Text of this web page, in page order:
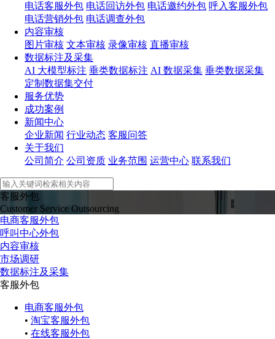
电话客服外包 电话回访外包 电话邀约外包 呼入客服外包
电话营销外包 电话调查外包
内容审核
图片审核 文本审核 录像审核 直播审核
数据标注及采集
AI 大模型标注 垂类数据标注 AI 数据采集 垂类数据采集
定制数据集交付
服务优势
成功案例
新闻中心
企业新闻 行业动态 客服问答
关于我们
公司简介 公司资质 业务范围 运营中心 联系我们
客服外包
Customer Service Outsourcing
电商客服外包
呼叫中心外包
内容审核
市场调研
数据标注及采集
客服外包
电商客服外包
• 淘宝客服外包
• 在线客服外包